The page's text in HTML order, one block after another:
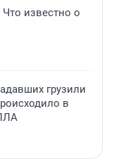
известно о
грузили
в